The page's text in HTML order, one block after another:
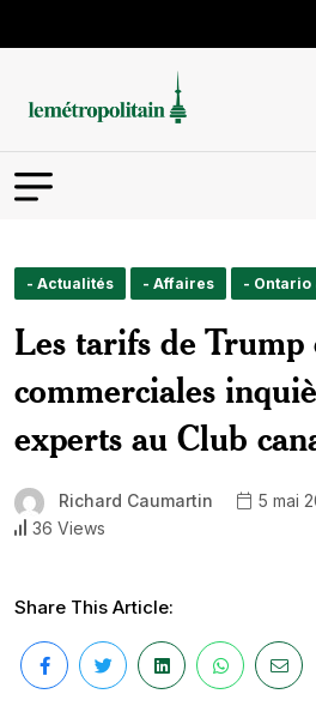
- Actualités - Affaires - Ontario
Les tarifs de Trump
commerciales
experts au Club
Richard Caumartin 5 mai
36 Views
Share This Article: